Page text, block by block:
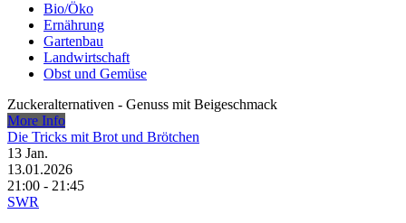
Bio/Öko
Ernährung
Gartenbau
Landwirtschaft
Obst und Gemüse
Zuckeralternativen - Genuss mit Beigeschmack
More Info
Die Tricks mit Brot und Brötchen
13 Jan.
13.01.2026
21:00 - 21:45
SWR